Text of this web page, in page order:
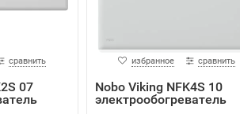
сравнить
07
избранное сравнить
Nobo Viking NFK4S 10
электрообогреватель